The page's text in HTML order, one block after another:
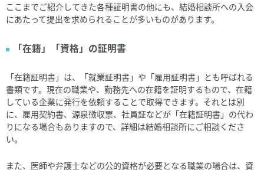
ここまでご紹介してきた各種証明書の他にも、結婚相談所への入会
にあたって提出を求められることが多いものがあります。
「在籍」「資格」の証明書
「在籍証明書」は、「就業証明書」や「雇用証明書」とも呼ばれる
書類です。現在の職業や、勤務先への在籍を証明するもので、在籍
している企業に発行を依頼することで取得できます。それとは別
に、雇用契約書、源泉徴収票、社員証などが「在籍証明書」の代わ
りになる場合もありますので、詳細は結婚相談所にご相談くださ
い。
また、医師や弁護士などの公的資格が必要となる職業の場合は、資